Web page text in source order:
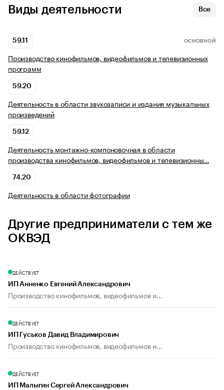
Виды деятельности Все
59.11 ОСНОВНОЙ
Производство кинофильмов, видеофильмов и телевизионных
программ
59.20
Деятельность в области звукозаписи и издания музыкальных
произведений
59.12
Деятельность монтажно-компоновочная в области
производства кинофильмов, видеофильмов и телевизионны…
74.20
Деятельность в области фотографии
Другие предприниматели с тем же
ОКВЭД
ДЕЙСТВУЕТ
ИП Анненко Евгений Александрович
Производство кинофильмов, видеофильмов и...
ДЕЙСТВУЕТ
ИП Гуськов Давид Владимирович
Производство кинофильмов, видеофильмов и...
ДЕЙСТВУЕТ
ИП Малыгин Сергей Александрович